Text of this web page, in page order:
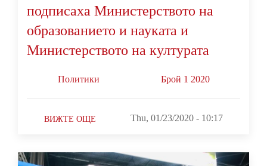
подписаха Министерството на
образованието и науката и
Министерството на културата
Политики Брой 1 2020
ВИЖТЕ ОЩЕ Thu, 01/23/2020 - 10:17